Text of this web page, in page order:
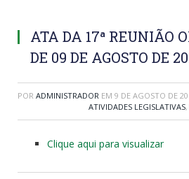
ATA DA 17ª REUNIÃO
DE 09 DE AGOSTO DE
POR ADMINISTRADOR EM 9 DE AGOSTO DE
ATIVIDADES LEGISLATIVAS,
Clique aqui para visualizar